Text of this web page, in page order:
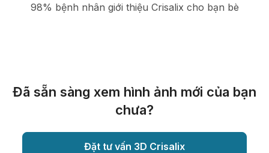
98% bệnh nhân giới thiệu Crisalix cho bạn bè
Đã sẵn sàng xem hình ảnh mới của bạn
chưa?
Đặt tư vấn 3D Crisalix